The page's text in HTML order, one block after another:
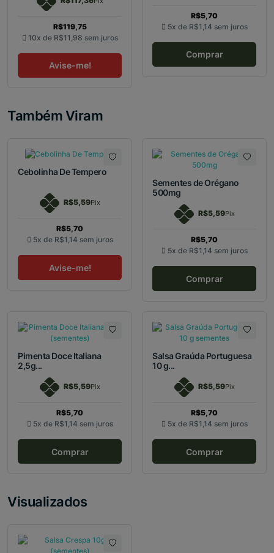
R$119,75
10x de R$11,98 sem juros
Avise-me!
R$5,70
5x de R$1,14 sem juros
Comprar
Também Viram
Cebolinha De Tempero
R$5,59Pix
R$5,70
5x de R$1,14 sem juros
Avise-me!
Sementes de Orégano
500mg
R$5,59Pix
R$5,70
5x de R$1,14 sem juros
Comprar
Pimenta Doce Italiana
2,5g...
R$5,59Pix
R$5,70
5x de R$1,14 sem juros
Comprar
Salsa Graúda Portuguesa
10 g...
R$5,59Pix
R$5,70
5x de R$1,14 sem juros
Comprar
Visualizados